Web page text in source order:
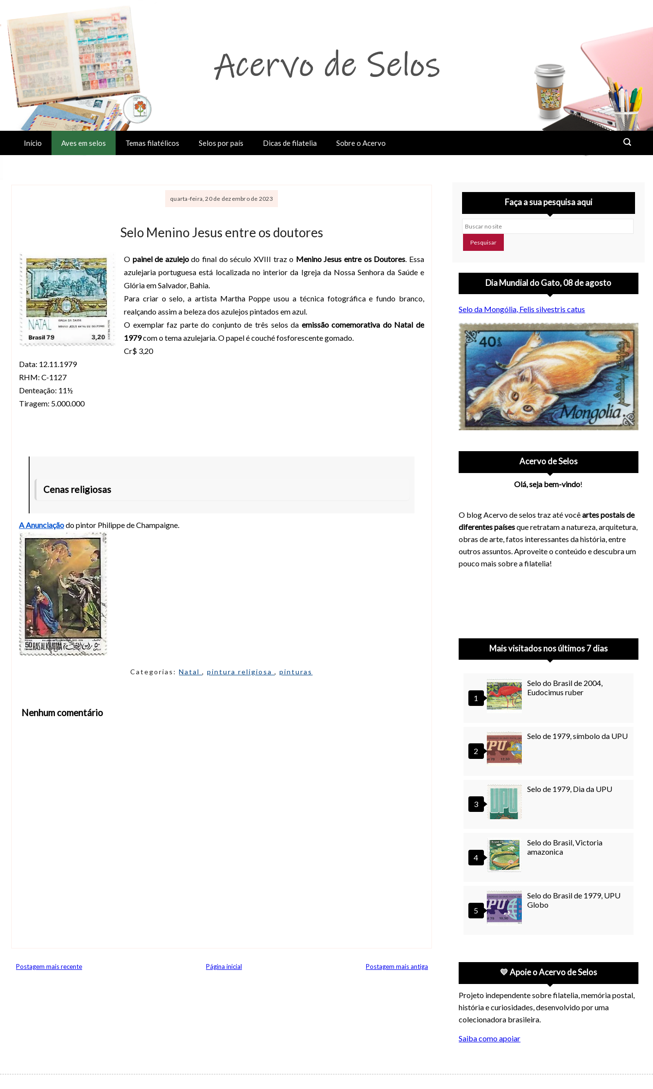
Início Aves em selos Temas filatélicos Selos por país Dicas de filatelia Sobre o Acervo
quarta-feira, 20 de dezembro de 2023
Selo Menino Jesus entre os doutores
O painel de azulejodo final do século XVIII traz o Menino Jesus entre os Doutores . Essa
azulejaria portuguesa está localizada no interior da Igreja da Nossa Senhora da Saúde e
Glória em Salvador, Bahia.
Para criar o selo, a artista Martha Poppe usou a técnica fotográfica e fundo branco,
realçando assim a beleza dos azulejos pintados em azul.
O exemplar faz parte do conjunto de três selos da emissão comemorativa do Natal de
1979com o tema azulejaria. O papel é couché fosforescente gomado.
Cr$ 3,20
Data: 12.11.1979
RHM: C-1127
Denteação: 11½
Tiragem: 5.000.000
Cenas religiosas
A Anunciaçãodo pintor Philippe de Champaigne.
Categorias:Natal,pintura religiosa,pinturas
Nenhum comentário
Postagem mais recente Postagem mais antiga
Página inicial
Faça a sua pesquisa aqui
Buscar no site
Dia Mundial do Gato, 08 de agosto
Selo da Mongólia, Felis silvestris catus
Acervo de Selos
Olá, seja bem-vindo!
O blog Acervo de selos traz até vocêartes postais de
diferentes paísesque retratam a natureza, arquitetura,
obras de arte, fatos interessantes da história, entre
outros assuntos. Aproveite o conteúdo e descubra um
pouco mais sobre a filatelia!
Mais visitados nos últimos 7 dias
Selo do Brasil de 2004,
Eudocimus ruber
Selo de 1979, símbolo da UPU
Selo de 1979, Dia da UPU
Selo do Brasil, Victoria
amazonica
Selo do Brasil de 1979, UPU
Globo
💛 Apoie o Acervo de Selos
Projeto independente sobre filatelia, memória postal,
história e curiosidades, desenvolvido por uma
colecionadora brasileira.
Saiba como apoiar